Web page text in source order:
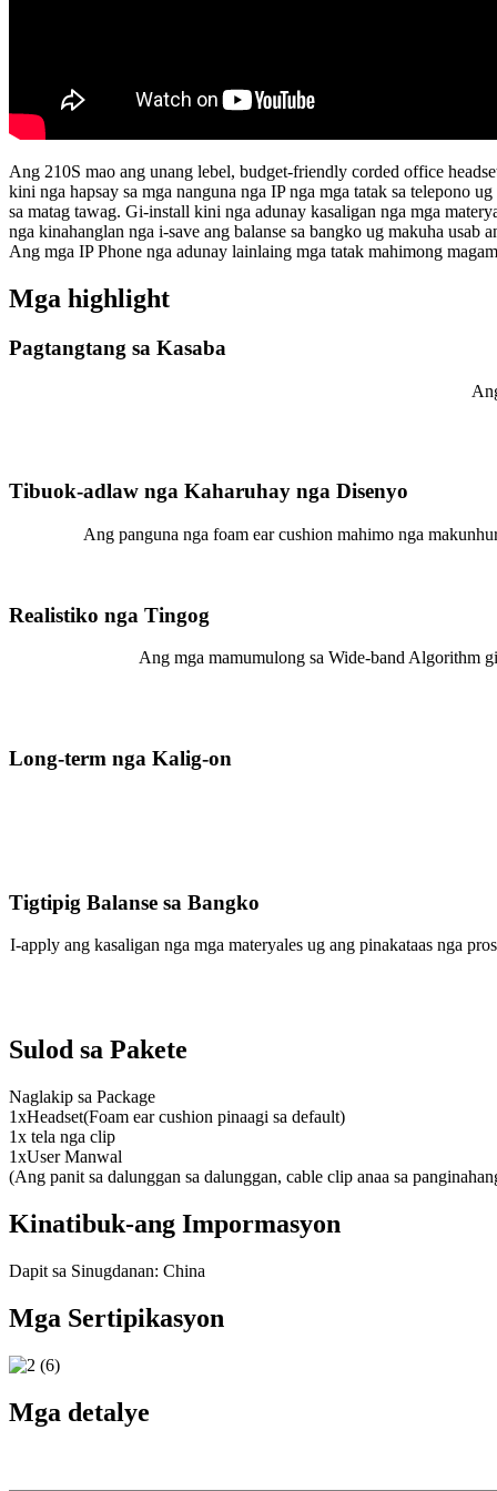
Ang 210S mao ang unang lebel, budget-friendly corded office
kini nga hapsay sa mga nanguna nga IP nga mga tatak sa telepono
sa matag tawag. Gi-install kini nga adunay kasaligan nga mga
nga kinahanglan nga i-save ang balanse sa bangko ug makuha usab
Ang mga IP Phone nga adunay lainlaing mga tatak mahimong
Mga highlight
Pagtangtang sa Kasaba
Tibuok-adlaw nga Kaharuhay nga Disenyo
Ang panguna nga foam ear cushion mahimo nga
Realistiko nga Tingog
Ang mga mamumulong sa Wide-band Algorithm
Long-term nga Kalig-on
Tigtipig Balanse sa Bangko
I-apply ang kasaligan nga mga materyales ug ang pinakataas nga
Sulod sa Pakete
Naglakip sa Package
1xHeadset(Foam ear cushion pinaagi sa default)
1x tela nga clip
1xUser Manwal
(Ang panit sa dalunggan sa dalunggan, cable clip anaa sa
Kinatibuk-ang Impormasyon
Dapit sa Sinugdanan: China
Mga Sertipikasyon
Mga detalye